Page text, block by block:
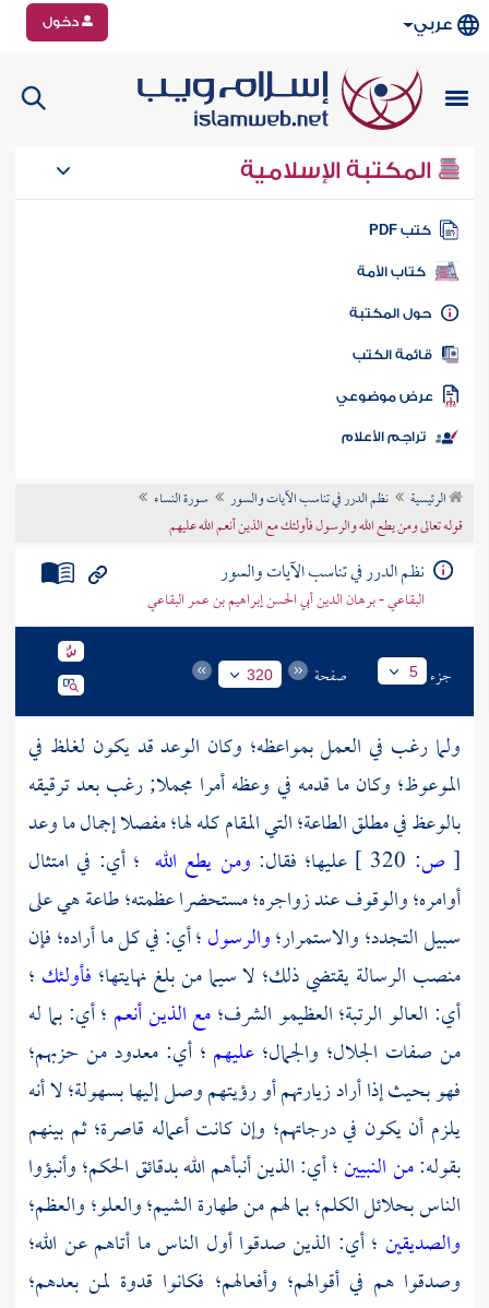
عربي دخول
المكتبة الإسلامية
كتب PDF
كتاب الأمة
المكتبة
الكتب
موضوعي
تراجم الأعلام
الرئيسية نظم الدرر في تناسب الآيات والسور
سورة النساء
قوله تعالى ومن يطع الله والرسول فأولئك مع الذين أنعم الله عليهم
نظم الدرر في تناسب الآيات والسور
البقاعي - برهان الدين أبي الحسن إبراهيم بن عمر البقاعي
جزء 5 صفحة 320
ولما رغب في العمل بمواعظه؛ وكان الوعد قد يكون لغلظ في
الموعوظ؛ وكان ما قدمه في وعظه أمرا مجملا; رغب بعد ترقيقه
بالوعظ في مطلق الطاعة؛ التي المقام كله لها؛ مفصلا إجمال ما وعد
[ ص: عليها؛ فقال: ومن يطع الله ؛ أي: في امتثال
أوامره؛ والوقوف عند زواجره؛ مستحضرا عظمته؛ طاعة هي على
سبيل التجدد؛ والاستمرار؛والرسول؛ أي: في كل ما أراده؛ فإن
منصب الرسالة يقتضي ذلك؛ لا سيما من بلغ نهايتها؛ فأولئك ؛
أي: العالو الرتبة؛ العظيمو الشرف؛مع الذين أنعم ؛ أي: بما له
من صفات الجلال؛ والجمال؛ عليهم ؛ أي: معدود من حزبهم؛
فهو بحيث إذا أراد زيارتهم أو رؤيتهم وصل إليها بسهولة؛ لا أنه
يلزم أن يكون في درجاتهم؛ وإن كانت أعماله قاصرة؛ ثم بينهم
بقوله:من النبيين؛ أي: الذين أنبأهم الله بدقائق الحكم؛ وأنبؤوا
الناس بحلائل الكلم؛ بما لهم من طهارة الشيم؛ والعلو؛ والعظم؛
والصديقين ؛ أي: الذين صدقوا أول الناس ما أتاهم عن الله؛
وصدقوا هم في أقوالهم؛ وأفعالهم؛ فكانوا قدوة لمن بعدهم؛